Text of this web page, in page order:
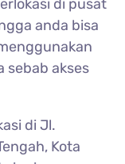
di pusat
anda bisa
sebab akses
di Jl.
Kota